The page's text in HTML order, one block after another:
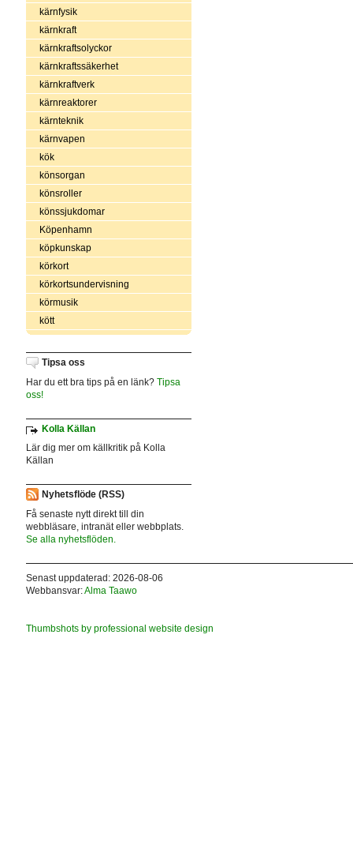
kärnfysik
kärnkraft
kärnkraftsolyckor
kärnkraftssäkerhet
kärnkraftverk
kärnreaktorer
kärnteknik
kärnvapen
kök
könsorgan
könsroller
könssjukdomar
Köpenhamn
köpkunskap
körkort
körkortsundervisning
körmusik
kött
Tipsa oss
Har du ett bra tips på en länk? Tipsa
oss!
Kolla Källan
Lär dig mer om källkritik på Kolla
Källan
Nyhetsflöde (RSS)
Få senaste nytt direkt till din
webbläsare, intranät eller webbplats.
Se alla nyhetsflöden.
Senast uppdaterad: 2026-08-06
Webbansvar:Alma Taawo
Thumbshots by professional website design